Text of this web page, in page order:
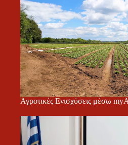
Αγροτικές Ενισχύσεις μέσω